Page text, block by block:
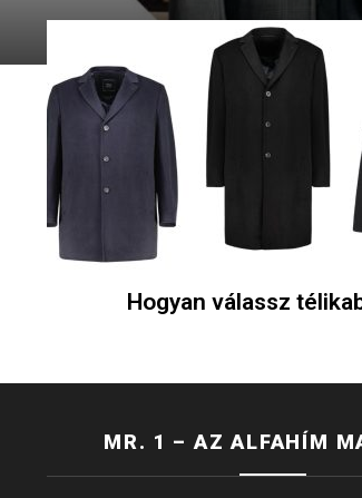
Hogyan válassz
MR. 1 – AZ ALFAHÍM